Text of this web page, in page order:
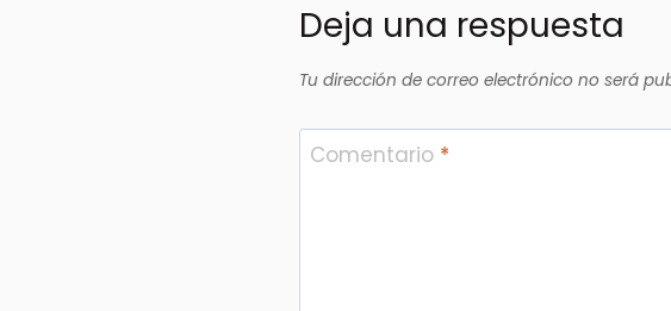
Deja una respuesta
Tu dirección de correo electrónico no será
Comentario *